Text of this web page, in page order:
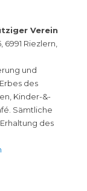
Verein
6991 Riezlern,
und
des
Kinder-&-
Sämtliche
des